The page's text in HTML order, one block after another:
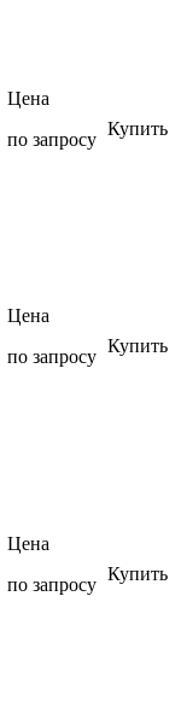
Цена
по запросу
Купить
Цена
по запросу
Купить
Цена
по запросу
Купить